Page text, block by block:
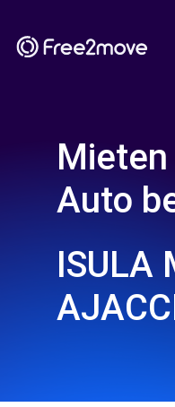
Mieten
Auto
ISULA